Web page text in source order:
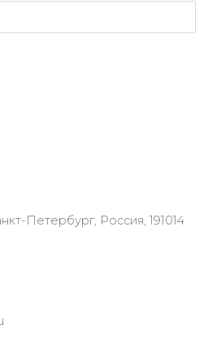
Петербург, Россия, 191014